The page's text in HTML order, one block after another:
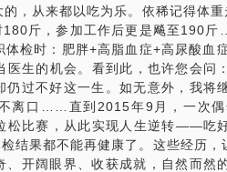
老胃病竟在此终结？【在行郑重提
经验、意见或观点，仅供学员参考
规医院进行就诊。本话题内容及行
烦请知悉。
跟这些都无关，以上都是“因果倒
一步，以后的路全是南辕北辙，甚
罐推拿、阿特金斯、哥本哈根、麦
夜暴富花2元中500万吗？如果不是
不值得在减肥上，浪费时间和意志
，从来都以吃为乐。依稀记得体
180斤，参加工作后更是飚至190
体检时：肥胖+高脂血症+高尿酸
医生的机会。看到此，也许您会问
过不好这一生。如无意外，我将
离口……直到2015年9月，一次
松比赛，从此实现人生逆转——吃
结果都不能再健康了。这些经历
开阔眼界、收获成就，自然而然